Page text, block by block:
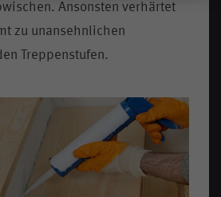
Ansonsten verhärtet
zu unansehnlichen
Treppenstufen.